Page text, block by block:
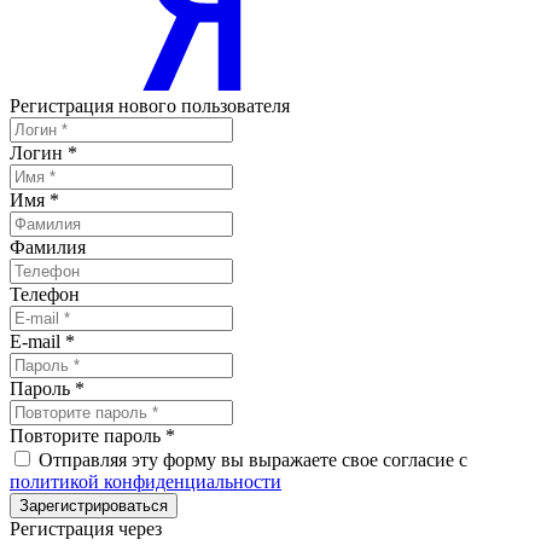
Регистрация нового пользователя
Логин *
Имя *
Фамилия
Телефон
E-mail *
Пароль *
Повторите пароль *
Отправляя эту форму вы выражаете свое согласие с
политикой конфиденциальности
Зарегистрироваться
Регистрация через